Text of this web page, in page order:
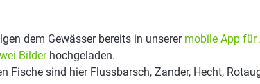
dem Gewässer bereits in unserer mobile App für
Bilderhochgeladen.
Fische sind hier Flussbarsch, Zander, Hecht,